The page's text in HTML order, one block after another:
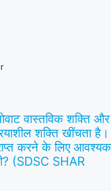
वास्तविक शक्ति और
शक्ति खींचता है।
करने के लिए आवश्यक
(SDSC SHAR